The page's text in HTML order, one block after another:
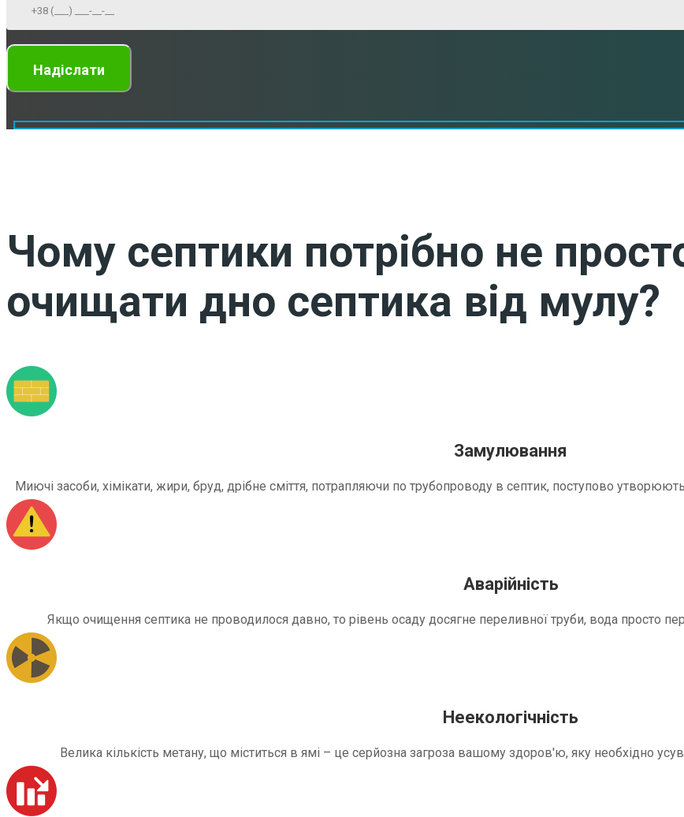
Чому септики потрібно не
очищати дно септика від мулу?
Замулювання
Миючі засоби, хімікати, жири, бруд, дрібне сміття, потрапляючи по трубопроводу в септик, поступово
Аварійність
Якщо очищення септика не проводилося давно, то рівень осаду досягне переливної труби, вода просто
Неекологічність
Велика кількість метану, що міститься в ямі – це серйозна загроза вашому здоров'ю, яку необхідно